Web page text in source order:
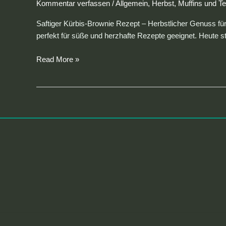
Kommentar verfassen /Allgemein, Herbst, Muffins und
Saftiger Kürbis-Brownie Rezept – Herbstlicher Genuss
perfekt für süße und herzhafte Rezepte geeignet. Heute
Read More »